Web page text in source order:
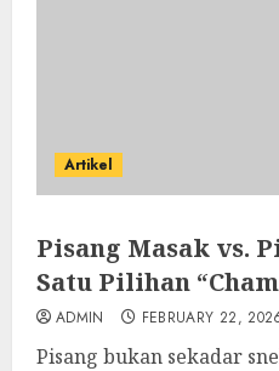
Artikel
Pisang Masak vs.
Satu Pilihan
ADMIN FEBRUARY 22,
Pisang bukan sekadar